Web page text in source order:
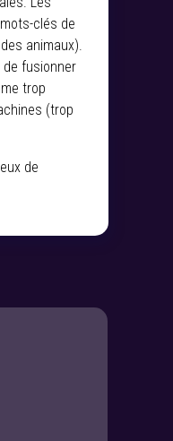
clés de
animaux).
de fusionner
trop
(trop
de